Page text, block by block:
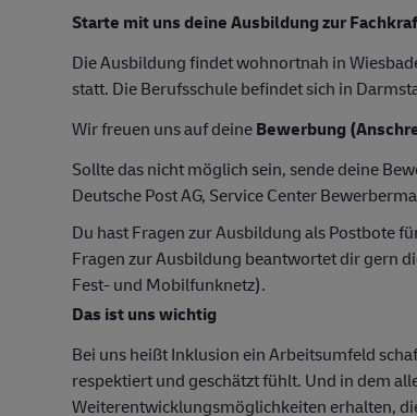
Starte mit uns deine Ausbildung zur
Die Ausbildung findet wohnortnah in
statt. Die Berufsschule befindet sich in
Wir freuen uns auf deineBewerbung
Sollte das nicht möglich sein, sende deine
Deutsche Post AG, Service Center
Du hast Fragen zur Ausbildung als Postbote
Fragen zur Ausbildung beantwortet dir gern
Fest- und Mobilfunknetz).
Das ist uns wichtig
Bei uns heißt Inklusion ein Arbeitsumfeld
respektiert und geschätzt fühlt. Und in dem
Weiterentwicklungsmöglichkeiten erhalten,